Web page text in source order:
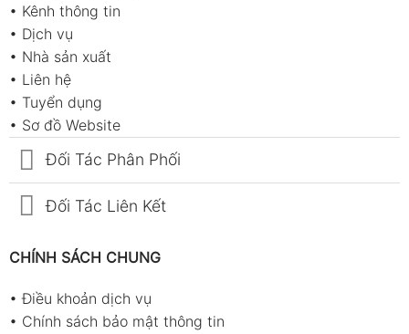
• Kênh thông tin
• Dịch vụ
• Nhà sản xuất
• Liên hệ
• Tuyển dụng
• Sơ đồ Website
Đối Tác Phân Phối
Đối Tác Liên Kết
CHÍNH SÁCH CHUNG
•Điều khoản dịch vụ
• Chính sách bảo mật thông tin